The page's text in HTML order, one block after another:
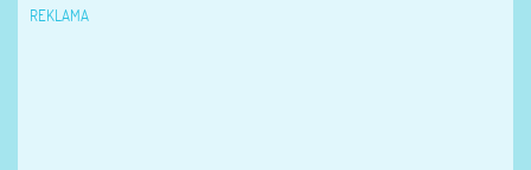
REKLAMA